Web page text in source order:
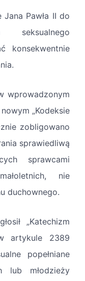
Pawła II do
seksualnego
konsekwentnie
wprowadzonym
„Kodeksie
zobligowano
sprawiedliwą
sprawcami
nie
duchownego.
„Katechizm
artykule 2389
popełniane
lub młodzieży